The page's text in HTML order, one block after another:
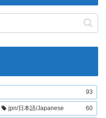
93
jpn/日本語/Japanese 60